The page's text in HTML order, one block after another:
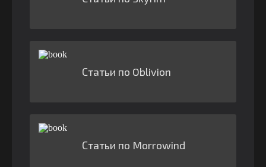
Статьи по Oblivion
Статьи по Morrowind